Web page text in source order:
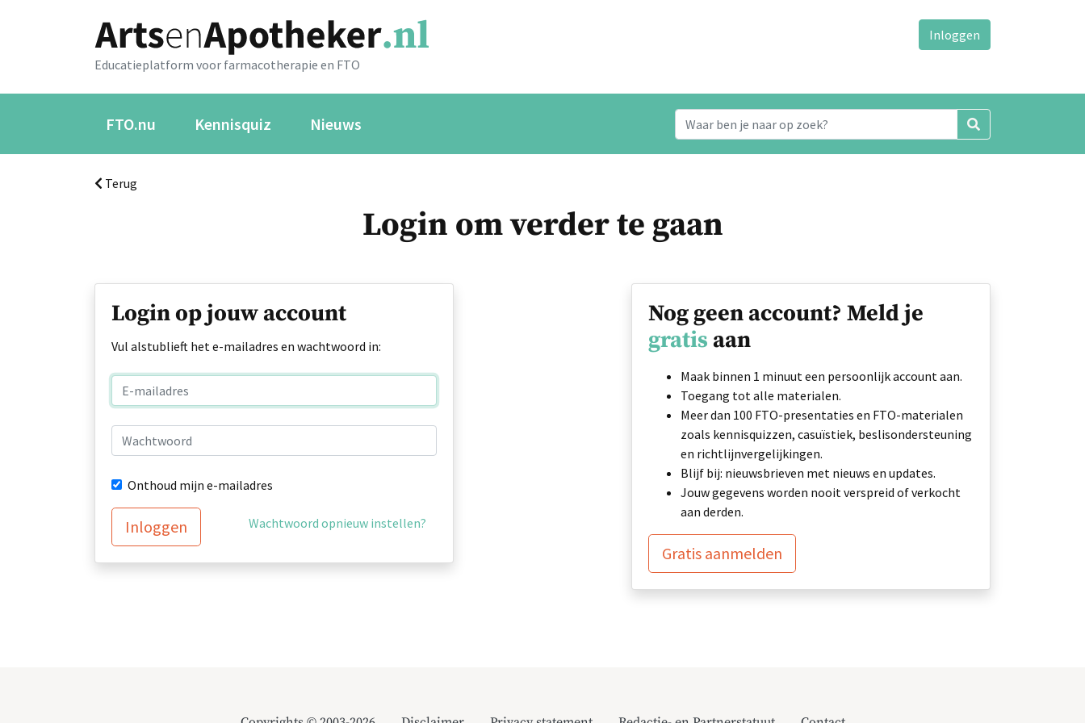
Educatieplatform voor farmacotherapie en FTO
Inloggen
FTO.nu Kennisquiz Nieuws
Terug
Login om verder te gaan
Login op jouw account
Vul alstublieft het e-mailadres en wachtwoord in:
Onthoud mijn e-mailadres
Inloggen Wachtwoord opnieuw instellen?
Nog geen account? Meld je
gratis aan
Maak binnen 1 minuut een persoonlijk account aan.
Toegang tot alle materialen.
Meer dan 100 FTO-presentaties en FTO-materialen
zoals kennisquizzen, casuïstiek, beslisondersteuning
en richtlijnvergelijkingen.
Blijf bij: nieuwsbrieven met nieuws en updates.
Jouw gegevens worden nooit verspreid of verkocht
aan derden.
Gratis aanmelden